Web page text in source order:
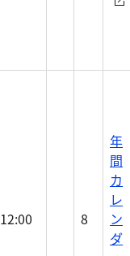
12:00 8
年
間
カ
レ
ン
ダ